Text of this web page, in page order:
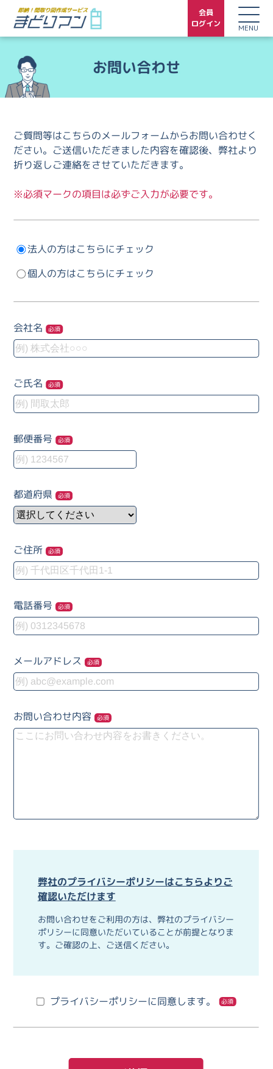
MENU
会員
ログイン
お問い合わせ
ご質問等はこちらのメールフォームからお問い合わせく
ださい。ご送信いただきました内容を確認後、弊社より
折り返しご連絡をさせていただきます。
※必須マークの項目は必ずご入力が必要です。
法人の方はこちらにチェック
個人の方はこちらにチェック
会社名 必須
ご氏名 必須
郵便番号 必須
都道府県 必須
ご住所 必須
電話番号 必須
メールアドレス 必須
お問い合わせ内容 必須
弊社のプライバシーポリシーはこちらよりご
確認いただけます
お問い合わせをご利用の方は、弊社のプライバシー
ポリシーに同意いただいていることが前提となりま
す。ご確認の上、ご送信ください。
プライバシーポリシーに同意します。 必須